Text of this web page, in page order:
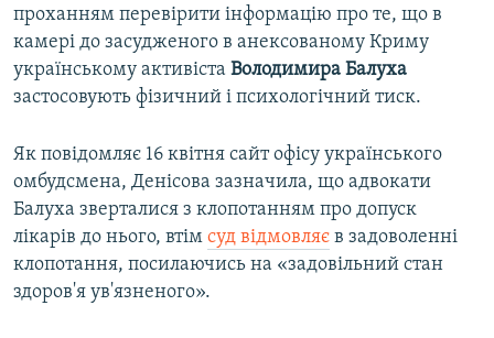
проханням перевірити інформацію про те, що в
камері до засудженого в анексованому Криму
українському активіста Володимира Балуха
застосовують фізичний і психологічний тиск.
Як повідомляє 16 квітня сайт офісу українського
омбудсмена, Денісова зазначила, що адвокати
Балуха зверталися з клопотанням про допуск
лікарів до нього, втім суд відмовляє в задоволенні
клопотання, посилаючись на «задовільний стан
здоров'я ув'язненого».